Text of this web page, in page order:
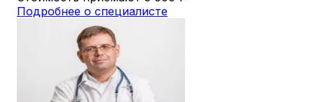
Подробнее о специалисте